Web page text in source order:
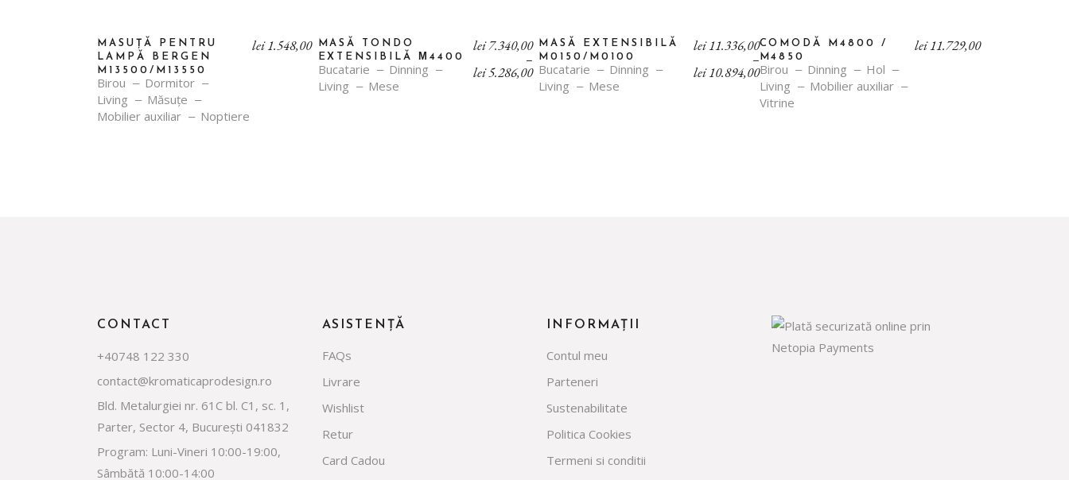
MASUȚĂ PENTRU
LAMPĂ BERGEN
M13500/M13550
Birou
Dormitor
Living
Măsuţe
Mobilier auxiliar
Noptiere
lei1.548,00
MASĂ TONDO
EXTENSIBILĂ М4400
Bucatarie
Dinning
Living
Mese
lei5.286,00
–
lei7.340,00Interval
de
prețuri:
lei 5.286,00
MASĂ EXTENSIBILĂ
M0150/M0100
Bucatarie
Dinning
Living
Mese
lei10.894,00
–
lei11.336,00Interval
de
prețuri:
lei 10.894,00
până
la
COMODĂ M4800 /
M4850
Birou Dinning
Hol
Living
Mobilier auxiliar
Vitrine
lei11.729,00
CONTACT
+40748 122 330
contact@kromaticaprodesign.ro
Bld. Metalurgiei nr. 61C bl. C1, sc. 1,
Parter, Sector 4, București 041832
Program: Luni-Vineri 10:00-19:00,
Sâmbătă 10:00-14:00
ASISTENȚĂ
FAQs
Livrare
Wishlist
Retur
Card Cadou
INFORMAȚII
Contul meu
Parteneri
Sustenabilitate
Politica Cookies
Termeni si conditii